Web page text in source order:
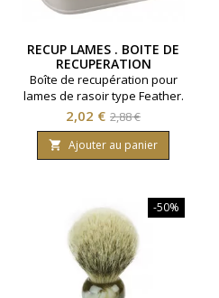
RECUP LAMES . BOITE DE
RECUPERATION
Boîte de recupération pour
lames de rasoir type Feather.
Prix
2,02 € Prix
de
base
2,88 €
 Ajouter au panier
-50%